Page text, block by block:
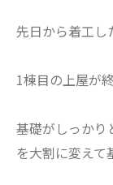
先日から着工し
1棟目の上屋が
基礎がしっかり
を大割に変え